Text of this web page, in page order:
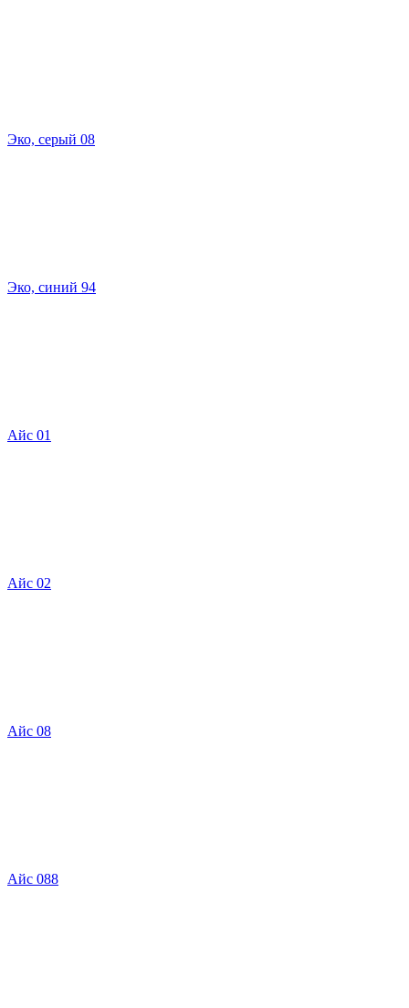
Эко, серый 08
Эко, синий 94
Айс 01
Айс 02
Айс 08
Айс 088